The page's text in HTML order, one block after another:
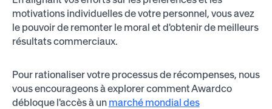
motivations individuelles de votre personnel, vous avez
le pouvoir de remonter le moral et d'obtenir de meilleurs
résultats commerciaux.
Pour rationaliser votre processus de récompenses, nous
vous encourageons à explorer comment Awardco
débloque l'accès à un marché mondial des